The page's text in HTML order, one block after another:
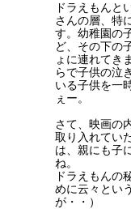
ドラえもんと
さんの層、特
す。幼稚園の
ど、その下の
ょに連れてき
らで子供の泣
いる子供を一
ぇー。
さて、映画の
取り入れてい
は、親にも子
ね。
ドラえもんの
めに云々とい
が・・）